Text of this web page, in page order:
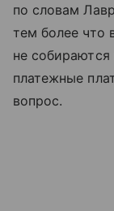
по словам
тем более что
не собираются
платежные
вопрос.